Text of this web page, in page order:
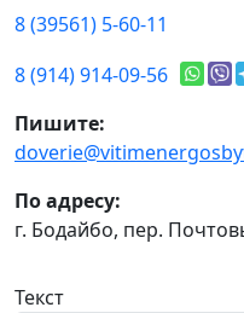
8 (39561) 5-60-11
8 (914) 914-09-56
Пишите:
По адресу:
г. Бодайбо, пер.
Текст